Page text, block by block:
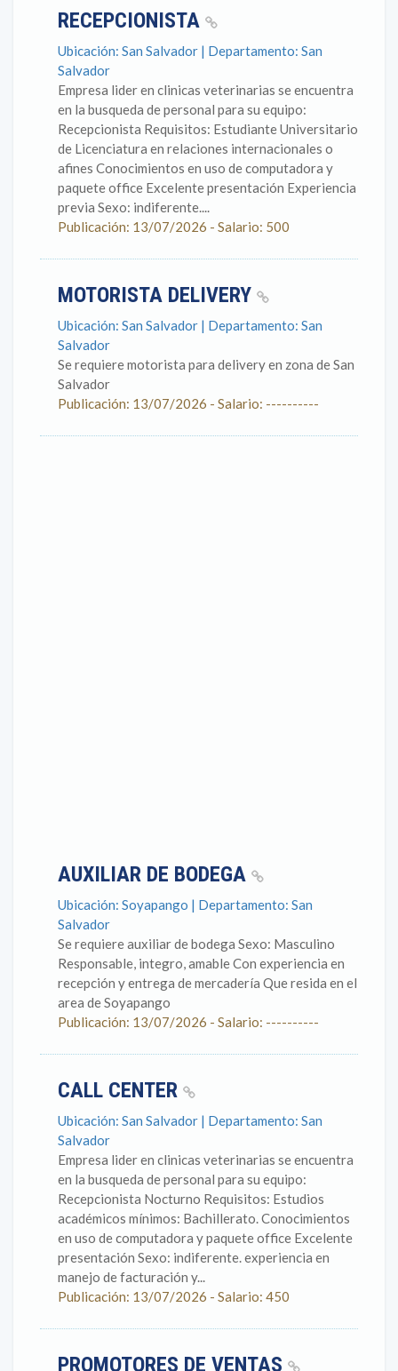
RECEPCIONISTA
Ubicación: San Salvador | Departamento: San
Salvador
Empresa lider en clinicas veterinarias se encuentra
en la busqueda de personal para su equipo:
Recepcionista Requisitos: Estudiante Universitario
de Licenciatura en relaciones internacionales o
afines Conocimientos en uso de computadora y
paquete office Excelente presentación Experiencia
previa Sexo: indiferente....
Publicación: 13/07/2026 - Salario: 500
MOTORISTA DELIVERY
Ubicación: San Salvador | Departamento: San
Salvador
Se requiere motorista para delivery en zona de San
Salvador
Publicación: 13/07/2026 - Salario: ----------
AUXILIAR DE BODEGA
Ubicación: Soyapango | Departamento: San
Salvador
Se requiere auxiliar de bodega Sexo: Masculino
Responsable, integro, amable Con experiencia en
recepción y entrega de mercadería Que resida en el
area de Soyapango
Publicación: 13/07/2026 - Salario: ----------
CALL CENTER
Ubicación: San Salvador | Departamento: San
Salvador
Empresa lider en clinicas veterinarias se encuentra
en la busqueda de personal para su equipo:
Recepcionista Nocturno Requisitos: Estudios
académicos mínimos: Bachillerato. Conocimientos
en uso de computadora y paquete office Excelente
presentación Sexo: indiferente. experiencia en
manejo de facturación y...
Publicación: 13/07/2026 - Salario: 450
PROMOTORES DE VENTAS